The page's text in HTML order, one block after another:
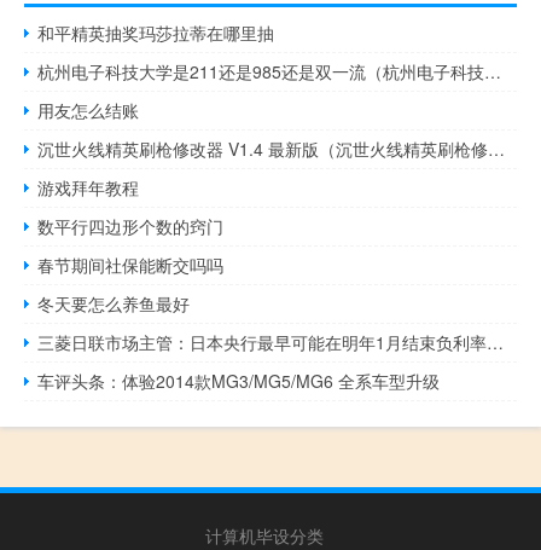
和平精英抽奖玛莎拉蒂在哪里抽
杭州电子科技大学是211还是985还是双一流（杭州电子科技大学是211还是985）
用友怎么结账
沉世火线精英刷枪修改器 V1.4 最新版（沉世火线精英刷枪修改器 V1.4 最新版功能简介）
游戏拜年教程
数平行四边形个数的窍门
春节期间社保能断交吗吗
冬天要怎么养鱼最好
三菱日联市场主管：日本央行最早可能在明年1月结束负利率政策日本央行可能需要维持收益率曲线控制（YCC）框架以避免长期利率的突然上升
车评头条：体验2014款MG3/MG5/MG6 全系车型升级
计算机毕设分类